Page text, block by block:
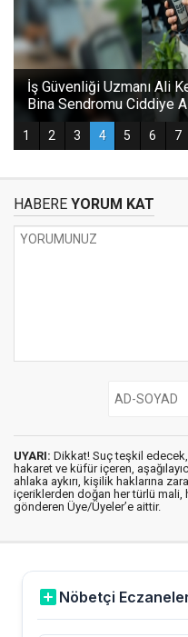
HABERE YORUM KAT
UYARI: Dikkat! Suç teşkil edecek,
hakaret ve küfür içeren,
ahlaka aykırı, kişilik haklarına
içeriklerden doğan her türlü
gönderen Üye/Üyeler’e aittir.